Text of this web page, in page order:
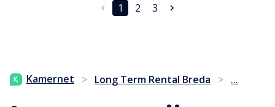
1 2 3
Kamernet > Long Term Rental Breda > ...